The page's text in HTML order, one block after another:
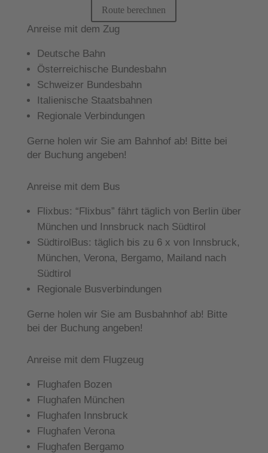
r
Route berechnen
Anreise mit dem Zug
Deutsche Bahn
Österreichische Bundesbahn
Schweizer Bundesbahn
Italienische Staatsbahnen
Regionale Verbindungen
Gerne holen wir Sie am Bahnhof ab! Bitte bei
der Buchung angeben!
Anreise mit dem Bus
Flixbus: “Flixbus” fährt täglich von Berlin über
München und Innsbruck nach Südtirol
SüdtirolBus: täglich bis zu 6 x von Innsbruck,
München, Verona, Bergamo, Mailand nach
Südtirol
Regionale Busverbindungen
Gerne holen wir Sie am Busbahnhof ab! Bitte
bei der Buchung angeben!
Anreise mit dem Flugzeug
Flughafen Bozen
Flughafen München
Flughafen Innsbruck
Flughafen Verona
Flughafen Bergamo